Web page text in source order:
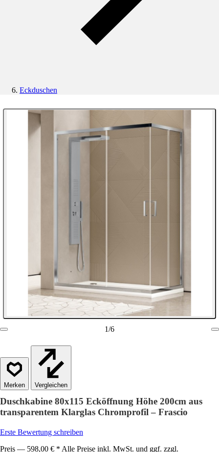
Eckduschen
1/6
Vergleichen
Duschkabine 80x115 Ecköffnung Höhe 200cm aus
transparentem Klarglas Chromprofil – Frascio
Erste Bewertung schreiben
Preis — 598,00 € * Alle Preise inkl. MwSt. und ggf. zzgl.